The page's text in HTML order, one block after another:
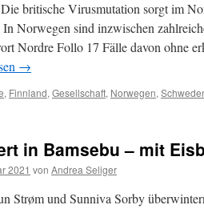
britische Virusmutation sorgt im
In Norwegen sind inzwischen
Nordre Follo 17 Fälle davon ohne
→
, Finnland, Gesellschaft, Norwegen,
in Bamsebu – mit
2021 von Andrea Seliger
Strøm und Sunniva Sorby